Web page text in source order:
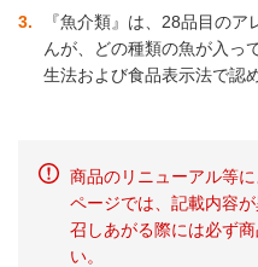
3
『魚介類』は、28品目の
んが、どの種類の魚が入っ
生法および食品表示法で認
商品のリニューアル等
ページでは、記載内容
召しあがる際には必ず
い。